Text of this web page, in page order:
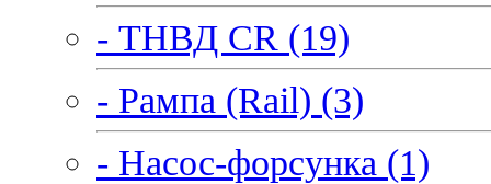
- ТНВД CR (19)
- Рампа (Rail) (3)
- Насос-форсунка (1)